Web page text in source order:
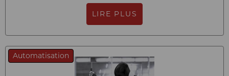
LIRE PLUS
Automatisation